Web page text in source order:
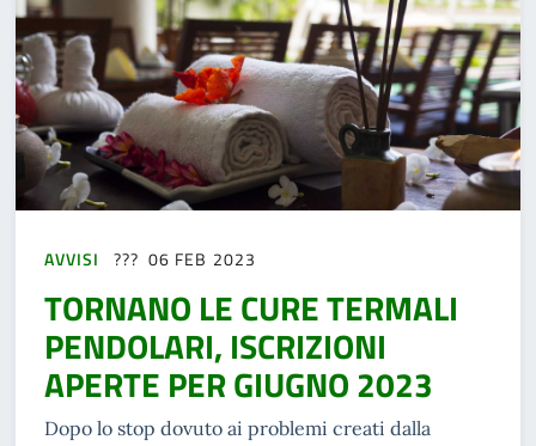
AVVISI 06 FEB 2023
TORNANO LE CURE TERMALI
PENDOLARI, ISCRIZIONI
APERTE PER GIUGNO 2023
Dopo lo stop dovuto ai problemi creati dalla